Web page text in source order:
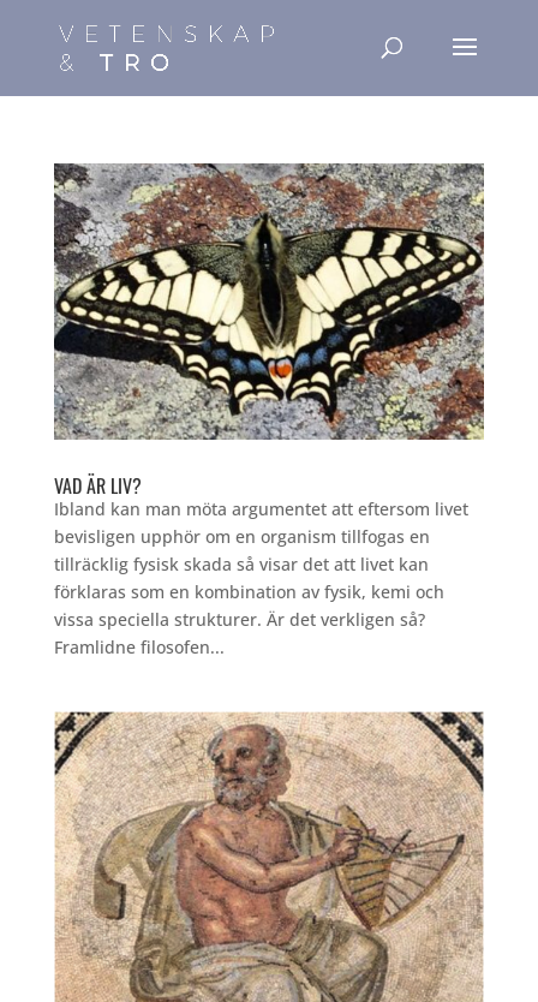
VAD ÄR LIV?
Ibland kan man möta argumentet att eftersom livet
bevisligen upphör om en organism tillfogas en
tillräcklig fysisk skada så visar det att livet kan
förklaras som en kombination av fysik, kemi och
vissa speciella strukturer. Är det verkligen så?
Framlidne filosofen...